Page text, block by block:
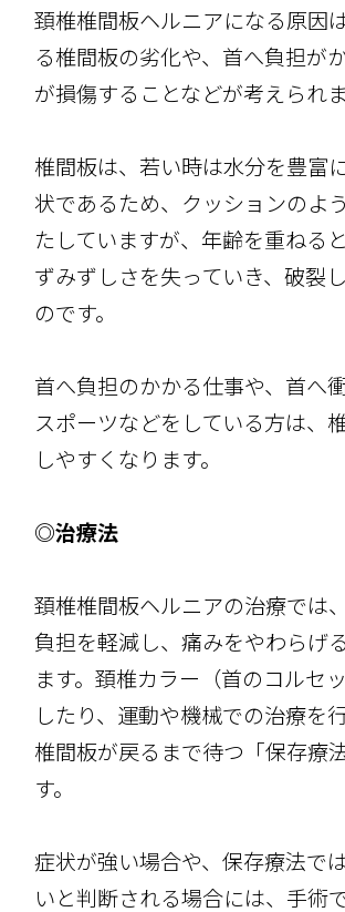
頚椎椎間板ヘルニアになる原因
る椎間板の劣化や、首へ負担が
が損傷することなどが考えられま
椎間板は、若い時は水分を豊富
状であるため、クッションのよ
たしていますが、年齢を重ねる
ずみずしさを失っていき、破裂
のです。
首へ負担のかかる仕事や、首へ
スポーツなどをしている方は、
しやすくなります。
◎治療法
頚椎椎間板ヘルニアの治療では
負担を軽減し、痛みをやわらげ
ます。頚椎カラー（首のコルセ
したり、運動や機械での治療を
椎間板が戻るまで待つ「保存療
す。
症状が強い場合や、保存療法で
いと判断される場合には、手術